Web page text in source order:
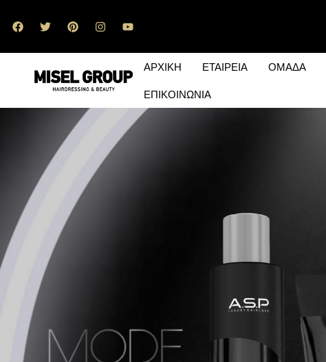
ΑΡΧΙΚΗ ΕΤΑΙΡΕΙΑ ΟΜΑΔΑ
ΕΠΙΚΟΙΝΩΝΙΑ